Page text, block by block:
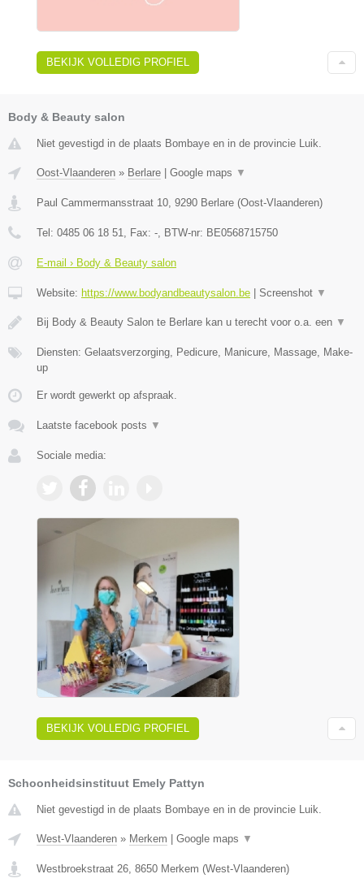
BEKIJK VOLLEDIG PROFIEL
Body & Beauty salon
Niet gevestigd in de plaats Bombaye en in de provincie Luik.
Oost-Vlaanderen » Berlare Google maps ▼
Paul Cammermansstraat 10, 9290 Berlare (Oost-Vlaanderen)
Tel: 0485 06 18 51, Fax: -, BTW-nr: BE0568715750
E-mail › Body & Beauty salon
Website: https://www.bodyandbeautysalon.be Screenshot ▼
Bij Body & Beauty Salon te Berlare kan u terecht voor o.a. een ▼
Diensten: Gelaatsverzorging, Pedicure, Manicure, Massage, Make-
up
Er wordt gewerkt op afspraak.
Laatste facebook posts ▼
Sociale media:
BEKIJK VOLLEDIG PROFIEL
Schoonheidsinstituut Emely Pattyn
Niet gevestigd in de plaats Bombaye en in de provincie Luik.
West-Vlaanderen » Merkem | Google maps ▼
Westbroekstraat 26 8650 Merkem (West-Vlaanderen)